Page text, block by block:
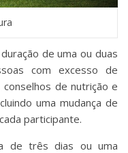
de uma ou duas
com excesso de
de nutrição e
uma mudança de
participante.
de três dias ou uma